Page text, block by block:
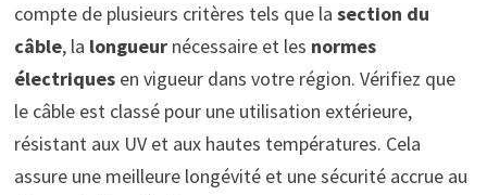
compte de plusieurs critères tels que la section du
câble, la longueurnécessaire et les normes
électriquesen vigueur dans votre région. Vérifiez que
le câble est classé pour une utilisation extérieure,
résistant aux UV et aux hautes températures. Cela
assure une meilleure longévité et une sécurité accrue au